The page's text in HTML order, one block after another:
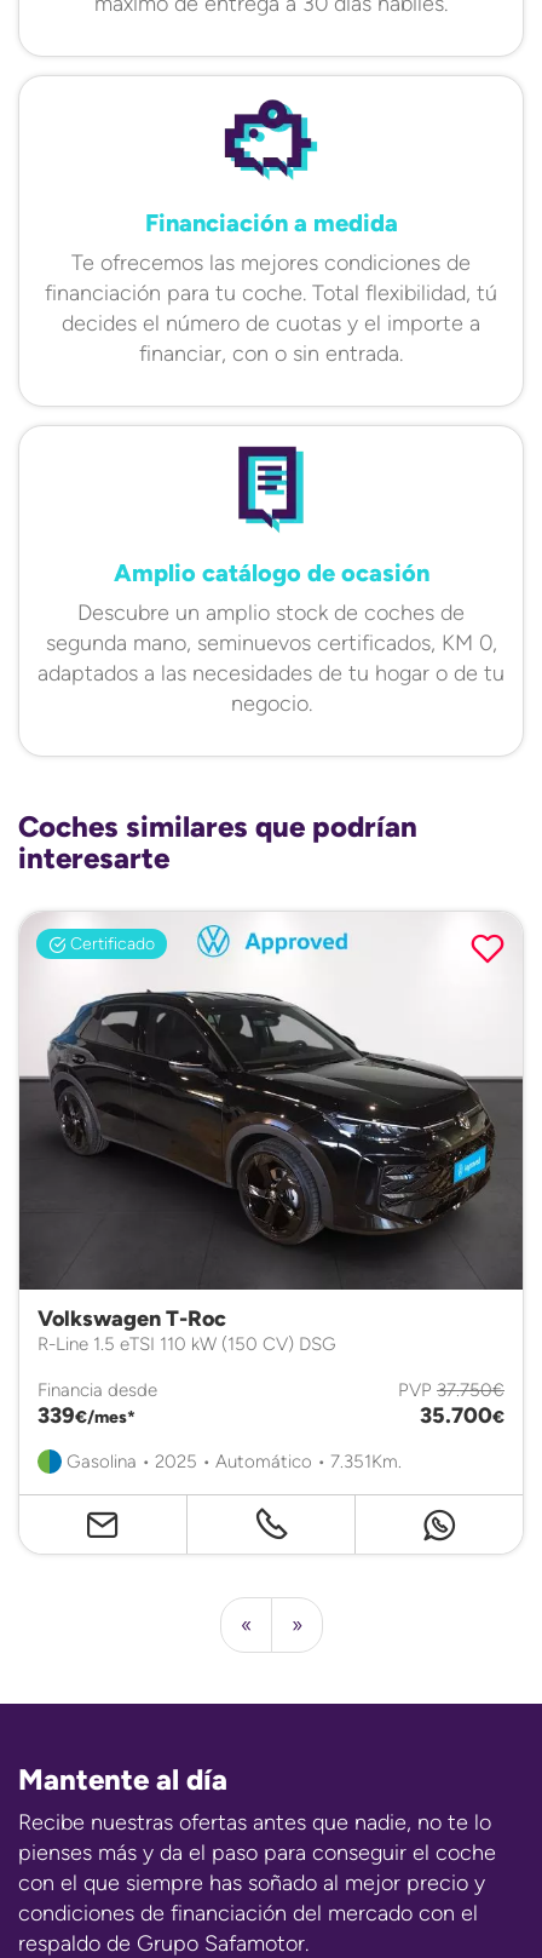
Financiación a medida
Te ofrecemos las mejores condiciones de
financiación para tu coche. Total flexibilidad, tú
decides el número de cuotas y el importe a
financiar, con o sin entrada.
Amplio catálogo de ocasión
Descubre un amplio stock de coches de
segunda mano, seminuevos certificados, KM 0,
adaptados a las necesidades de tu hogar o de tu
negocio.
Coches similares que podrían
interesarte
Certificado
Volkswagen T-Roc
R-Line 1.5 eTSI 110 kW (150 CV) DSG
Financia desde
339€/mes*
PVP 37.750€
35.700€
Gasolina • 2025 • Automático • 7.351Km.
« »
Mantente al día
Recibe nuestras ofertas antes que nadie, no te lo
pienses más y da el paso para conseguir el coche
con el que siempre has soñado al mejor precio y
condiciones de financiación del mercado con el
respaldo de Grupo Safamotor.